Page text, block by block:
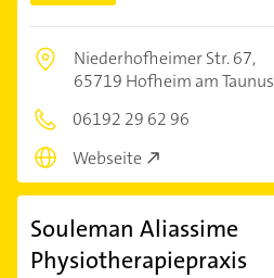
Niederhofheimer Str. 67,
65719 Hofheim am Taunus
06192 29 62 96
Webseite
Souleman Aliassime
Physiotherapiepraxis